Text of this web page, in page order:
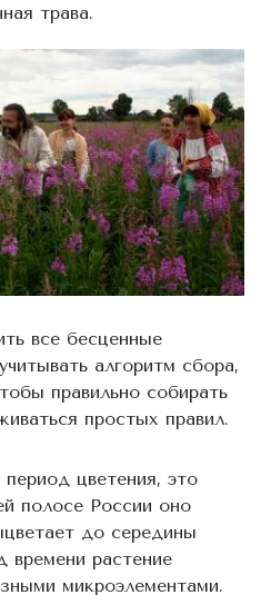
трава.
все бесценные
алгоритм сбора,
правильно собирать
простых правил.
цветения, это
полосе России оно
до середины
времени растение
микроэлементами.